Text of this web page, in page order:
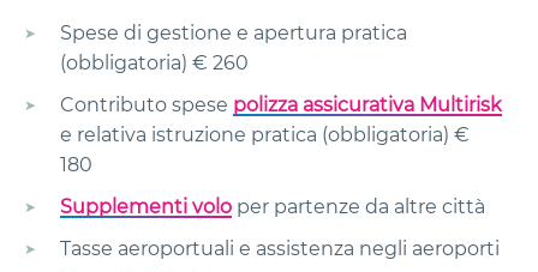
Spese di gestione e apertura pratica
(obbligatoria) € 260
Contributo spese polizza assicurativa Multirisk
e relativa istruzione pratica (obbligatoria) €
180
Supplementi volo per partenze da altre città
Tasse aeroportuali e assistenza negli aeroporti